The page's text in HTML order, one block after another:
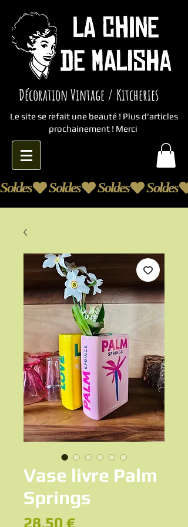
Décoration Vintage / Kitcheries
Le site se refait une beauté ! Plus d'articles
prochainement ! Merci
Soldes
Vase livre Palm
Springs
28,50 €Prix